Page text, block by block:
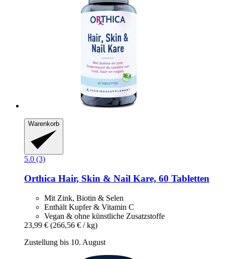
Warenkorb
5.0 (3)
Orthica Hair, Skin & Nail Kare, 60 Tabletten
Mit Zink, Biotin & Selen
Enthält Kupfer & Vitamin C
Vegan & ohne künstliche Zusatzstoffe
23,99 € (266,56 € / kg)
Zustellung bis 10. August